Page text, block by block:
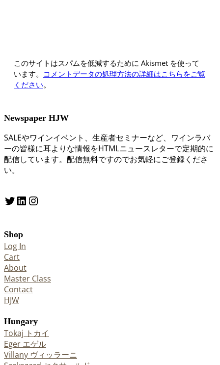
このサイトはスパムを低減するために Akismet を使って
います。 コメントデータの処理方法の詳細はこちらをご覧
ください。
Newspaper HJW
SALEやワインイベント、生産者セミナーなど、ワインラバ
ーの皆様に耳よりな情報をHTMLニュースレターで定期的に
配信しています。配信無料ですのでお気軽にご登録くださ
い。
Twitter LinkedIn Instagram
Shop
Log In
Cart
About
Master Class
Contact
HJW
Hungary
Tokaj トカイ
Eger エゲル
Villany ヴィッラーニ